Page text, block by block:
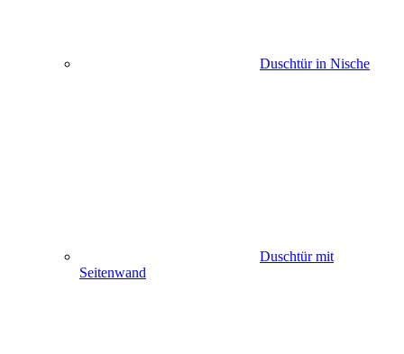
Duschtür in Nische
Duschtür mit
Seitenwand